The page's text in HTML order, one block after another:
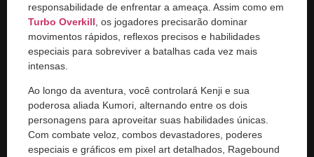
responsabilidade de enfrentar a ameaça. Assim como em
Turbo Overkill , os jogadores precisarão dominar
movimentos rápidos, reflexos precisos e habilidades
especiais para sobreviver a batalhas cada vez mais
intensas.
Ao longo da aventura, você controlará Kenji e sua
poderosa aliada Kumori, alternando entre os dois
personagens para aproveitar suas habilidades únicas.
Com combate veloz, combos devastadores, poderes
especiais e gráficos em pixel art detalhados, Ragebound